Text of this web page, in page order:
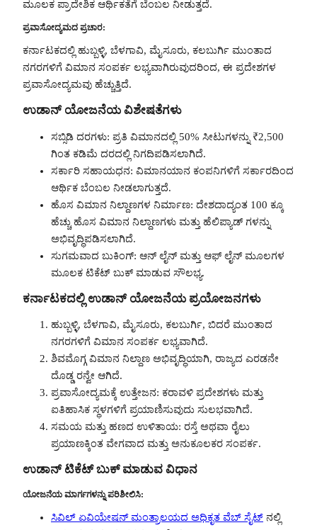
ಮೂಲಕ ಪ್ರಾದೇಶಿಕ ಆರ್ಥಿಕತೆಗೆ ಬೆಂಬಲ ನೀಡುತ್ತದೆ.
ಪ್ರವಾಸೋದ್ಯಮದ ಪ್ರಚಾರ:
ಕರ್ನಾಟಕದಲ್ಲಿ ಹುಬ್ಬಳ್ಳಿ, ಬೆಳಗಾವಿ, ಮೈಸೂರು, ಕಲಬುರ್ಗಿ ಮುಂತಾದ
ನಗರಗಳಿಗೆ ವಿಮಾನ ಸಂಪರ್ಕ ಲಭ್ಯವಾಗಿರುವುದರಿಂದ, ಈ ಪ್ರದೇಶಗಳ
ಪ್ರವಾಸೋದ್ಯಮವು ಹೆಚ್ಚುತ್ತಿದೆ.
ಉಡಾನ್ ಯೋಜನೆಯ ವಿಶೇಷತೆಗಳು
ಸಬ್ಸಿಡಿ ದರಗಳು: ಪ್ರತಿ ವಿಮಾನದಲ್ಲಿ 50% ಸೀಟುಗಳನ್ನು ₹2,500
ಗಿಂತ ಕಡಿಮೆ ದರದಲ್ಲಿ ನಿಗದಿಪಡಿಸಲಾಗಿದೆ.
ಸರ್ಕಾರಿ ಸಹಾಯಧನ: ವಿಮಾನಯಾನ ಕಂಪನಿಗಳಿಗೆ ಸರ್ಕಾರದಿಂದ
ಆರ್ಥಿಕ ಬೆಂಬಲ ನೀಡಲಾಗುತ್ತದೆ.
ಹೊಸ ವಿಮಾನ ನಿಲ್ದಾಣಗಳ ನಿರ್ಮಾಣ: ದೇಶದಾದ್ಯಂತ 100 ಕ್ಕೂ
ಹೆಚ್ಚು ಹೊಸ ವಿಮಾನ ನಿಲ್ದಾಣಗಳು ಮತ್ತು ಹೆಲಿಪ್ಯಾಡ್ ಗಳನ್ನು
ಅಭಿವೃದ್ಧಿಪಡಿಸಲಾಗಿದೆ.
ಸುಗಮವಾದ ಬುಕಿಂಗ್: ಆನ್ ಲೈನ್ ಮತ್ತು ಆಫ್ ಲೈನ್ ಮೂಲಗಳ
ಮೂಲಕ ಟಿಕೆಟ್ ಬುಕ್ ಮಾಡುವ ಸೌಲಭ್ಯ.
ಕರ್ನಾಟಕದಲ್ಲಿ ಉಡಾನ್ ಯೋಜನೆಯ ಪ್ರಯೋಜನಗಳು
ಹುಬ್ಬಳ್ಳಿ, ಬೆಳಗಾವಿ, ಮೈಸೂರು, ಕಲಬುರ್ಗಿ, ಬಿದರೆ ಮುಂತಾದ
ನಗರಗಳಿಗೆ ವಿಮಾನ ಸಂಪರ್ಕ ಲಭ್ಯವಾಗಿದೆ.
ಶಿವಮೊಗ್ಗ ವಿಮಾನ ನಿಲ್ದಾಣ ಅಭಿವೃದ್ಧಿಯಾಗಿ, ರಾಜ್ಯದ ಎರಡನೇ
ದೊಡ್ಡ ರನ್ವೇ ಆಗಿದೆ.
ಪ್ರವಾಸೋದ್ಯಮಕ್ಕೆ ಉತ್ತೇಜನ: ಕರಾವಳಿ ಪ್ರದೇಶಗಳು ಮತ್ತು
ಐತಿಹಾಸಿಕ ಸ್ಥಳಗಳಿಗೆ ಪ್ರಯಾಣಿಸುವುದು ಸುಲಭವಾಗಿದೆ.
ಸಮಯ ಮತ್ತು ಹಣದ ಉಳಿತಾಯ: ರಸ್ತೆ ಅಥವಾ ರೈಲು
ಪ್ರಯಾಣಕ್ಕಿಂತ ವೇಗವಾದ ಮತ್ತು ಅನುಕೂಲಕರ ಸಂಪರ್ಕ.
ಉಡಾನ್ ಟಿಕೆಟ್ ಬುಕ್ ಮಾಡುವ ವಿಧಾನ
ಯೋಜನೆಯ ಮಾರ್ಗಗಳನ್ನು ಪರಿಶೀಲಿಸಿ:
ಸಿವಿಲ್ ಏವಿಯೇಷನ್ ಮಂತ್ರಾಲಯದ ಅಧಿಕೃತ ವೆಬ್ ಸೈಟ್ ನಲ್ಲಿ